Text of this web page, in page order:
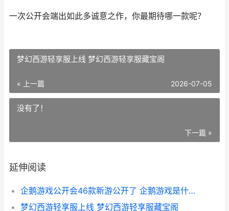
一次公开会端出如此多诚意之作，你最期待哪一款呢？
梦幻西游轻享服上线 梦幻西游轻享服藏宝阁
« 上一篇 2026-07-05
没有了！
下一篇 »
延伸阅读
企鹅游戏公开会46款新游公开了 企鹅游戏是什么意思
梦幻西游轻享服上线 梦幻西游轻享服藏宝阁